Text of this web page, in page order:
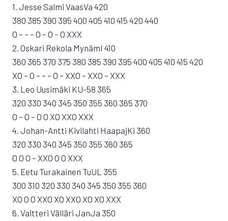
1. Jesse Salmi VaasVa 420
380 385 390 395 400 405 410 415 420 440
O – – – O – O – O XXX
2. Oskari Rekola MynämI 410
360 365 370 375 380 385 390 395 400 405 410 415 420
XO – O – – – O – XXO – XXO – XXX
3. Leo Uusimäki KU-58 365
320 330 340 345 350 355 360 365 370
O – O – O O XO XXO XXX
4. Johan-Antti Kivilahti HaapajKi 360
320 330 340 345 350 355 360 365
O O O – XXO O O XXX
5. Eetu Turakainen TuUL 355
300 310 320 330 340 345 350 355 360
XO O O XXO XO XXO XO XO XXX
6. Valtteri Välläri JanJa 350